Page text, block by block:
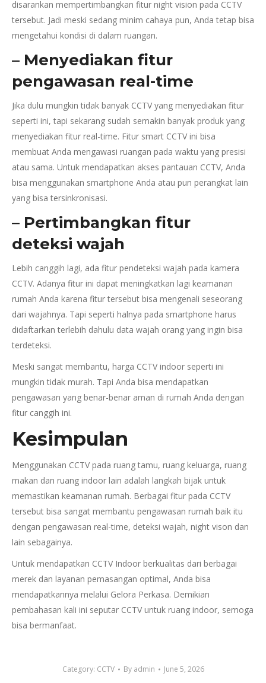
disarankan mempertimbangkan fitur night vision pada CCTV
tersebut. Jadi meski sedang minim cahaya pun, Anda tetap bisa
mengetahui kondisi di dalam ruangan.
– Menyediakan fitur
pengawasan real-time
Jika dulu mungkin tidak banyak CCTV yang menyediakan fitur
seperti ini, tapi sekarang sudah semakin banyak produk yang
menyediakan fitur real-time. Fitur smart CCTV ini bisa
membuat Anda mengawasi ruangan pada waktu yang presisi
atau sama. Untuk mendapatkan akses pantauan CCTV, Anda
bisa menggunakan smartphone Anda atau pun perangkat lain
yang bisa tersinkronisasi.
– Pertimbangkan fitur
deteksi wajah
Lebih canggih lagi, ada fitur pendeteksi wajah pada kamera
CCTV. Adanya fitur ini dapat meningkatkan lagi keamanan
rumah Anda karena fitur tersebut bisa mengenali seseorang
dari wajahnya. Tapi seperti halnya pada smartphone harus
didaftarkan terlebih dahulu data wajah orang yang ingin bisa
terdeteksi.
Meski sangat membantu, harga CCTV indoor seperti ini
mungkin tidak murah. Tapi Anda bisa mendapatkan
pengawasan yang benar-benar aman di rumah Anda dengan
fitur canggih ini.
Kesimpulan
Menggunakan CCTV pada ruang tamu, ruang keluarga, ruang
makan dan ruang indoor lain adalah langkah bijak untuk
memastikan keamanan rumah. Berbagai fitur pada CCTV
tersebut bisa sangat membantu pengawasan rumah baik itu
dengan pengawasan real-time, deteksi wajah, night vison dan
lain sebagainya.
Untuk mendapatkan CCTV Indoor berkualitas dari berbagai
merek dan layanan pemasangan optimal, Anda bisa
mendapatkannya melalui Gelora Perkasa. Demikian
pembahasan kali ini seputar CCTV untuk ruang indoor, semoga
bisa bermanfaat.
Category: CCTV By admin June 5, 2026